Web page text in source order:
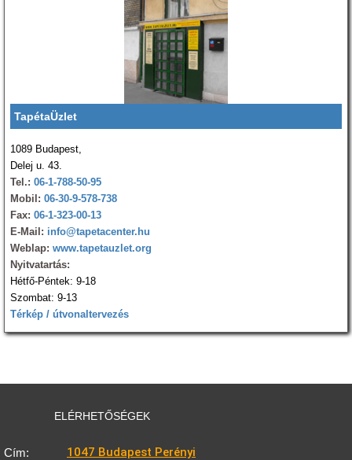
TapétaÜzlet
1089 Budapest,
Delej u. 43.
Tel.: 06-1-788-50-95
Mobil: 06-30-9-578-738
Fax: 06-1-323-00-13
E-Mail: info@tapetacenter.hu
Weblap: www.tapetauzlet.org
Nyitvatartás:
Hétfő-Péntek: 9-18
Szombat: 9-13
Térkép / útvonaltervezés
ELÉRHETŐSÉGEK
Cím:
1047 Budapest Perényi